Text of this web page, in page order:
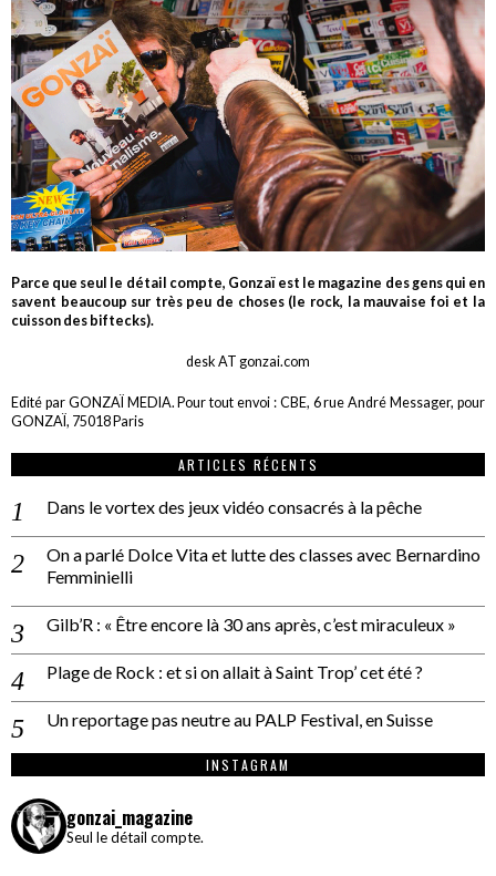
Parce que seul le détail compte, Gonzaï est le magazine des gens qui en
savent beaucoup sur très peu de choses (le rock, la mauvaise foi et la
cuisson des biftecks).
desk AT gonzai.com
Edité par GONZAÏ MEDIA. Pour tout envoi : CBE, 6 rue André Messager, pour
GONZAÏ, 75018 Paris
ARTICLES RÉCENTS
Dans le vortex des jeux vidéo consacrés à la pêche
On a parlé Dolce Vita et lutte des classes avec Bernardino
Femminielli
Gilb’R : « Être encore là 30 ans après, c’est miraculeux »
Plage de Rock : et si on allait à Saint Trop’ cet été ?
Un reportage pas neutre au PALP Festival, en Suisse
INSTAGRAM
gonzai_magazine
Seul le détail compte.